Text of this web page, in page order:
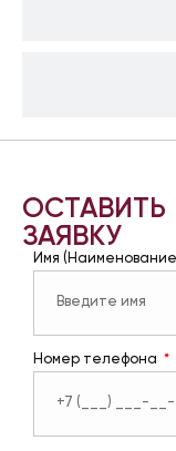
ОСТАВИТЬ
ЗАЯВКУ
Имя
Номер телефона